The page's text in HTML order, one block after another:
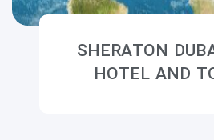
SHERATON
HOTEL AND